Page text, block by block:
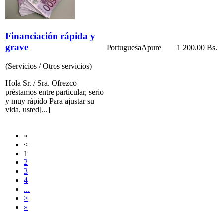
Financiación rápida y
grave
(Servicios / Otros servicios)
Hola Sr. / Sra. Ofrezco
préstamos entre particular, serio
y muy rápido Para ajustar su
vida, usted[...]
PortuguesaApure 1 200.00 Bs.
«
<
1
2
3
4
...
>
»